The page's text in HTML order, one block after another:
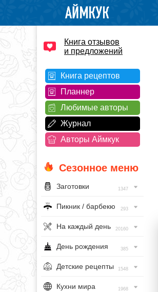
Книга отзывов
и предложений
Книга рецептов
Планнер
Любимые авторы
Журнал
Авторы Аймкук
Сезонное меню
Заготовки 1347
Пикник / барбекю 293
На каждый день 20160
День рождения 385
Детские рецепты 1548
Кухни мира 1968